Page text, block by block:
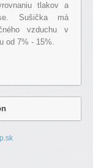
tlakov a
Sušička má
vzduchu v
od 7% - 15%.